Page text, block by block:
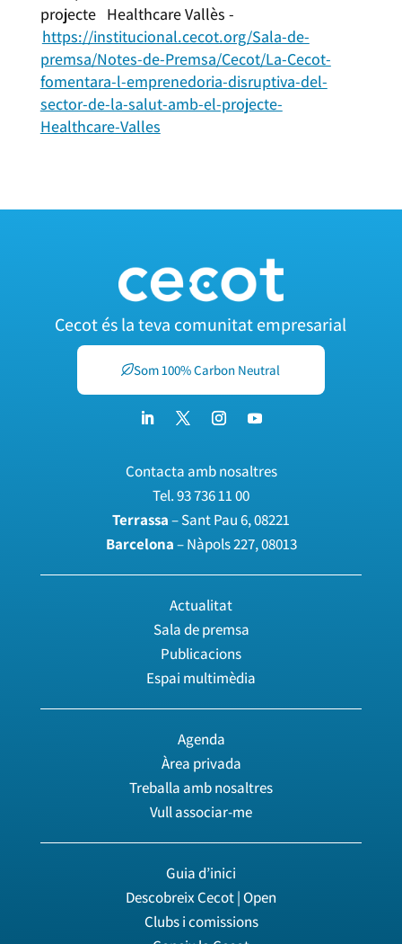
projecte Healthcare Vallès -
https://institucional.cecot.org/Sala-de-
premsa/Notes-de-Premsa/Cecot/La-Cecot-
fomentara-l-emprenedoria-disruptiva-del-
sector-de-la-salut-amb-el-projecte-
Healthcare-Valles
Cecot és la teva comunitat empresarial
Som 100% Carbon Neutral
Contacta amb nosaltres
Tel.93 736 11 00
Terrassa– Sant Pau 6, 08221
Barcelona– Nàpols 227, 08013
Actualitat
Sala de premsa
Publicacions
Espai multimèdia
Agenda
Àrea privada
Treballa amb nosaltres
Vull associar-me
Guia d’inici
Descobreix Cecot | Open
Clubs i comissions